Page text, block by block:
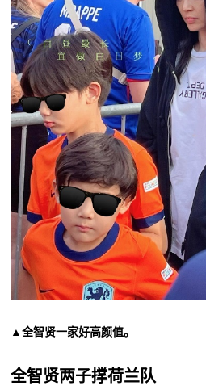
▲全智贤一家好高颜值。
全智贤两子撑荷兰队